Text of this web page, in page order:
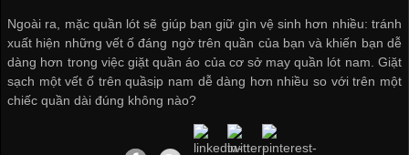
Ngoài ra, mặc quần lót sẽ giúp bạn giữ gìn vệ sinh hơn nhiều: tránh
xuất hiện những vết ố đáng ngờ trên quần của bạn và khiến bạn dễ
dàng hơn trong việc giặt quần áo của cơ sở may quần lót nam . Giặt
sạch một vết ố trên quầsịp nam dễ dàng hơn nhiều so với trên một
chiếc quần dài đúng không nào?